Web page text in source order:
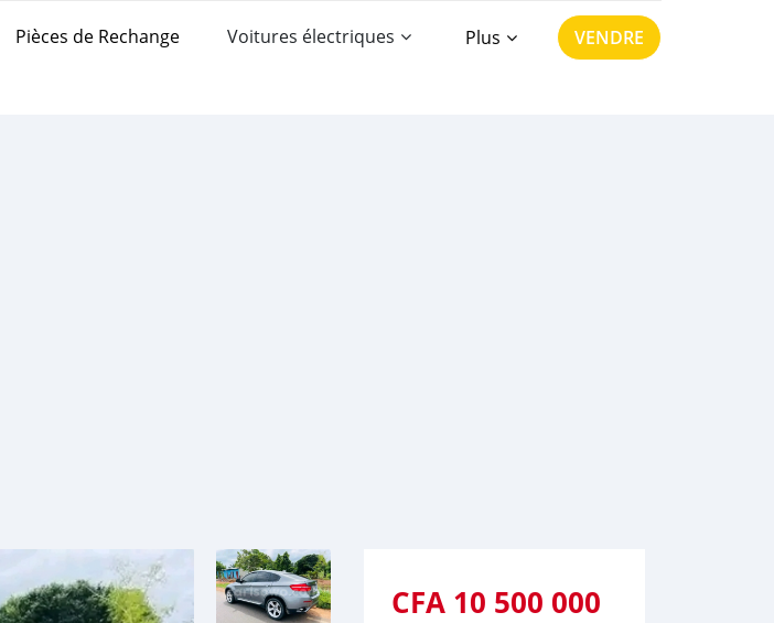
Pièces de Rechange Voitures électriques Plus VENDRE
CFA 10 500 000